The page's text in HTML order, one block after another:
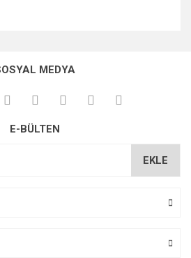
teşekkür ederiz.
eksik bilgiler bulunuyor.
MEDYA
E-BÜLTEN
EKLE